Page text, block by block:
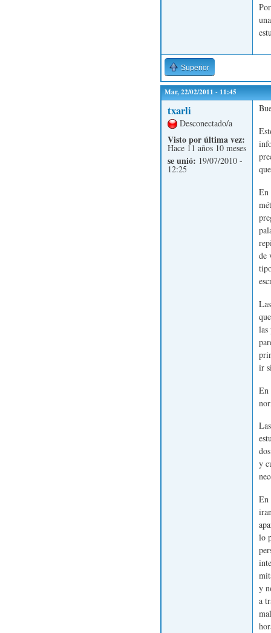
Superior
Mar, 22/02/2011 - 11:45
txarli
Desconectado/a
Visto por última vez:
Hace 11 años 10 meses
se unió: 19/07/2010 -
12:25
En
de
las
ir
En
y
En
lo
y
a